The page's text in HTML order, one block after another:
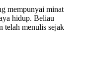
mempunyai minat
hidup. Beliau
telah menulis sejak